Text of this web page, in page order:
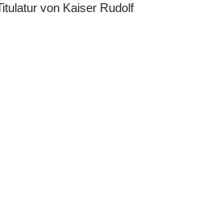
von Kaiser Rudolf